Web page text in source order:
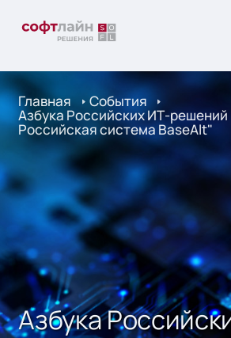
Главная События
Азбука Российских ИТ-
Российская система BaseAlt"
Азбука